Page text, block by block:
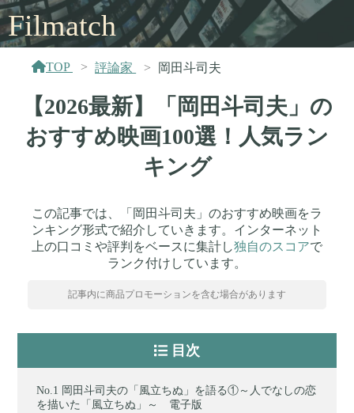
Filmatch
TOP 評論家 岡田斗司夫
【2026最新】「岡田斗司夫」の
おすすめ映画100選！人気ラン
キング
この記事では、「岡田斗司夫」のおすすめ映画をラ
ンキング形式で紹介していきます。インターネット
上の口コミや評判をベースに集計し独自のスコアで
ランク付けしています。
記事内に商品プロモーションを含む場合があります
目次
岡田斗司夫の「風立ちぬ」を語る①～人でなしの恋
を描いた「風立ちぬ」～ 電子版